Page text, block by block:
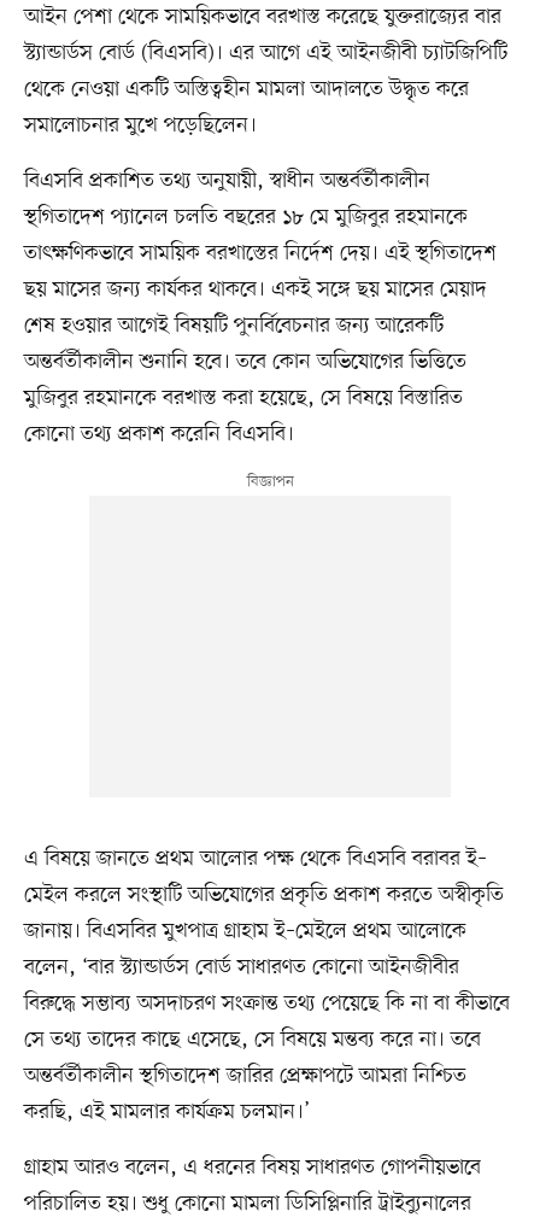
আইন পেশা থেকে সাময়িকভাবে বরখাস্ত করেছে যুক্তরাজ্যের বার
স্ট্যান্ডার্ডস বোর্ড (বিএসবি)। এর আগে এই আইনজীবী চ্যাটজিপিটি
থেকে নেওয়া একটি অস্তিত্বহীন মামলা আদালতে উদ্ধৃত করে
সমালোচনার মুখে পড়েছিলেন।
বিএসবি প্রকাশিত তথ্য অনুযায়ী, স্বাধীন অন্তর্বর্তীকালীন
স্থগিতাদেশ প্যানেল চলতি বছরের ১৮ মে মুজিবুর রহমানকে
তাৎক্ষণিকভাবে সাময়িক বরখাস্তের নির্দেশ দেয়। এই স্থগিতাদেশ
ছয় মাসের জন্য কার্যকর থাকবে। একই সঙ্গে ছয় মাসের মেয়াদ
শেষ হওয়ার আগেই বিষয়টি পুনর্বিবেচনার জন্য আরেকটি
অন্তর্বর্তীকালীন শুনানি হবে। তবে কোন অভিযোগের ভিত্তিতে
মুজিবুর রহমানকে বরখাস্ত করা হয়েছে, সে বিষয়ে বিস্তারিত
কোনো তথ্য প্রকাশ করেনি বিএসবি।
এ বিষয়ে জানতে প্রথম আলোর পক্ষ থেকে বিএসবি বরাবর ই–
মেইল করলে সংস্থাটি অভিযোগের প্রকৃতি প্রকাশ করতে অস্বীকৃতি
জানায়। বিএসবির মুখপাত্র গ্রাহাম ই–মেইলে প্রথম আলোকে
বলেন, ‘বার স্ট্যান্ডার্ডস বোর্ড সাধারণত কোনো আইনজীবীর
বিরুদ্ধে সম্ভাব্য অসদাচরণ সংক্রান্ত তথ্য পেয়েছে কি না বা কীভাবে
সে তথ্য তাদের কাছে এসেছে, সে বিষয়ে মন্তব্য করে না। তবে
অন্তর্বর্তীকালীন স্থগিতাদেশ জারির প্রেক্ষাপটে আমরা নিশ্চিত
করছি, এই মামলার কার্যক্রম চলমান।’
গ্রাহাম আরও বলেন, এ ধরনের বিষয় সাধারণত গোপনীয়ভাবে
পরিচালিত হয়। শুধু কোনো মামলা ডিসিপ্লিনারি ট্রাইব্যুনালের